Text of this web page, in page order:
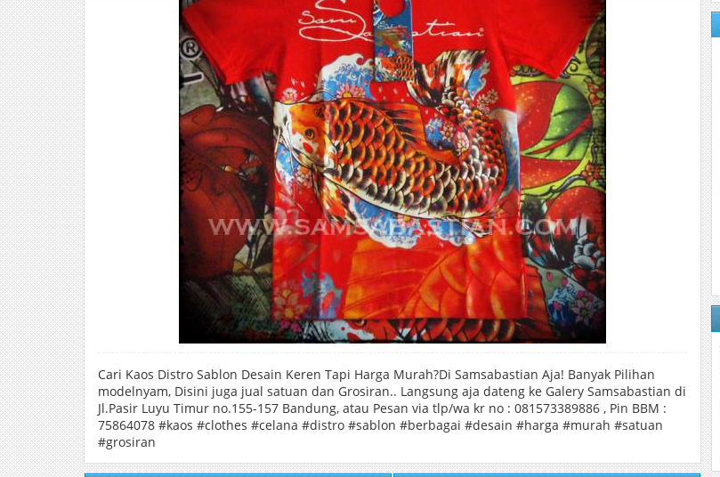
Cari Kaos Distro Sablon Desain Keren Tapi Harga Murah?Di Samsabastian Aja! Banyak Pilihan
modelnyam, Disini juga jual satuan dan Grosiran.. Langsung aja dateng ke Galery Samsabastian di
Jl.Pasir Luyu Timur no.155-157 Bandung, atau Pesan via tlp/wa kr no : 081573389886 , Pin BBM :
75864078 #kaos #clothes #celana #distro #sablon #berbagai #desain #harga #murah #satuan
#grosiran